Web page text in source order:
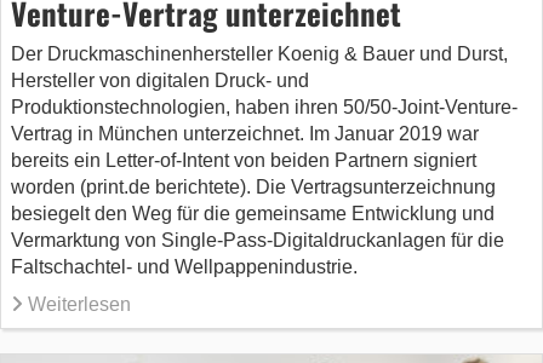
Venture-Vertrag unterzeichnet
Der Druckmaschinenhersteller Koenig & Bauer und Durst,
Hersteller von digitalen Druck- und
Produktionstechnologien, haben ihren 50/50-Joint-Venture-
Vertrag in München unterzeichnet. Im Januar 2019 war
bereits ein Letter-of-Intent von beiden Partnern signiert
worden (print.de berichtete). Die Vertragsunterzeichnung
besiegelt den Weg für die gemeinsame Entwicklung und
Vermarktung von Single-Pass-Digitaldruckanlagen für die
Faltschachtel- und Wellpappenindustrie.
Weiterlesen